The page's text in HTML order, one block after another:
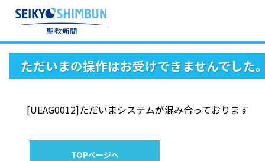
ただいまの操作はお受けできませんでした
[UEAG0012]ただいまシステムが混み合っております
TOPページへ